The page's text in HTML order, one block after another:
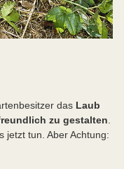
das Laub
zu gestalten.
jetzt tun. Aber Achtung: